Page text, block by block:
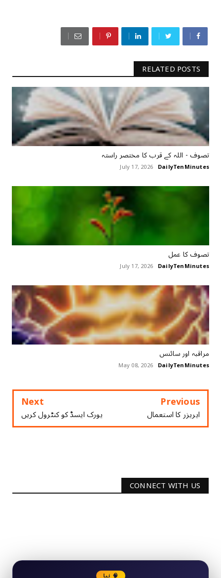
RELATED POSTS
تصوف ‏- اللہ کے قرب کا مختصر راستہ
DailyTenMinutes
July 17, 2026
تصوف کا عمل
DailyTenMinutes
July 17, 2026
مراقبہ اور سائنس
DailyTenMinutes
May 08, 2026
Previous
ایریزر کا استعمال
Next
یورک ‏ایسڈ ‏کو ‏کنٹرول ‏کریں
CONNECT WITH US
🧠 نیا